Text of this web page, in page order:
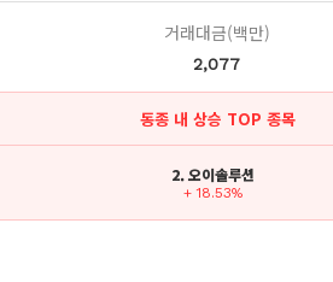
거래대금(백만)
2,077
동종 내 상승 TOP 종목
2. 오이솔루션
+ 18.53%